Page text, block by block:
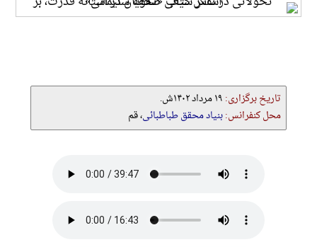
تاریخ برگزاری: ۱۹ مرداد ۱۴۰۲ش.
محل کنفرانس:بنیاد محقق طباطبائی، قم